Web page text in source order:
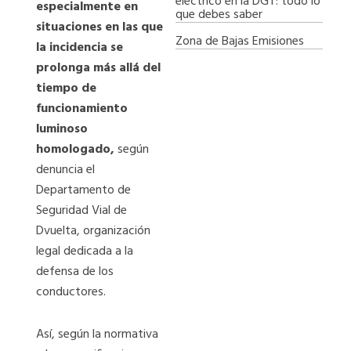
especialmente en
situaciones en las que
la incidencia se
prolonga más allá del
tiempo de
funcionamiento
luminoso
homologado,según
denuncia el
Departamento de
Seguridad Vial de
Dvuelta, organización
legal dedicada a la
defensa de los
conductores.
Así, según la normativa
que debes saber
Zona de Bajas Emisiones